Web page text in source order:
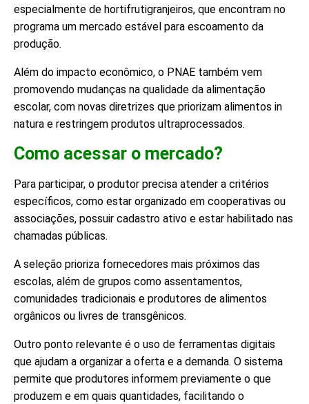
especialmente de hortifrutigranjeiros, que encontram no
programa um mercado estável para escoamento da
produção.
Além do impacto econômico, o PNAE também vem
promovendo mudanças na qualidade da alimentação
escolar, com novas diretrizes que priorizam alimentos in
natura e restringem produtos ultraprocessados.
Como acessar o mercado?
Para participar, o produtor precisa atender a critérios
específicos, como estar organizado em cooperativas ou
associações, possuir cadastro ativo e estar habilitado nas
chamadas públicas.
A seleção prioriza fornecedores mais próximos das
escolas, além de grupos como assentamentos,
comunidades tradicionais e produtores de alimentos
orgânicos ou livres de transgênicos.
Outro ponto relevante é o uso de ferramentas digitais
que ajudam a organizar a oferta e a demanda. O sistema
permite que produtores informem previamente o que
produzem e em quais quantidades, facilitando o